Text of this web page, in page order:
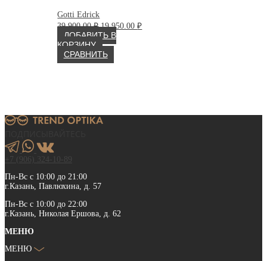
Gotti Edrick
39 900.00₽ Первоначальная
цена
составляла
39
900.00 ₽.
19 950.00₽Текущая
ДОБАВИТЬ В
КОРЗИНУ
СРАВНИТЬ
+7 (906) 324-10-89
Пн-Вс с 10:00 до 21:00
г.Казань, Павлюхина, д. 57
Пн-Вс с 10:00 до 22:00
г.Казань, Николая Ершова, д. 62
МЕНЮ
МЕНЮ